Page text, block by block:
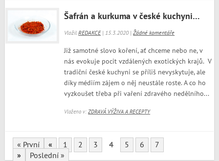
Šafrán a kurkuma v české kuchyni…
VložilREDAKCE| 15.3.2020 |Žádné komentáře
Již samotné slovo koření, ať chceme nebo ne, v
nás evokuje pocit vzdálených exotických krajů. V
tradiční české kuchyni se příliš nevyskytuje, ale
díky médiím zájem o něj neustále roste. A co ho
vyzkoušet třeba při vaření zdravého nedělního...
Vloženo v:ZDRAVÁ VÝŽIVA A RECEPTY
« První « 1 2 3 4 5 6
7
»
Poslední »